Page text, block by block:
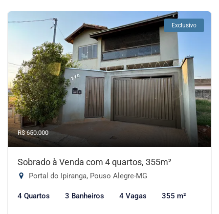
Exclusivo
R$ 650.000
Sobrado à Venda com 4 quartos, 355m²
Portal do Ipiranga, Pouso Alegre-MG
4 Quartos 3 Banheiros 4 Vagas 355 m²